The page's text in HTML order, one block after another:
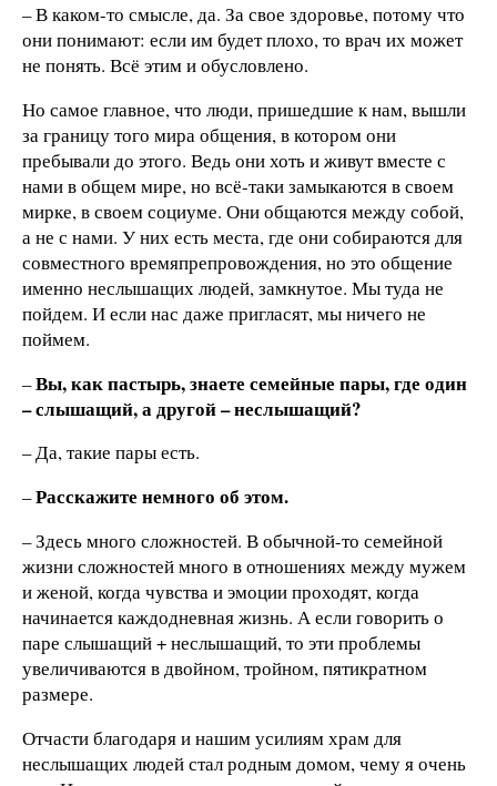
– В каком-то смысле, да. За свое здоровье, потому что
они понимают: если им будет плохо, то врач их может
не понять. Всё этим и обусловлено.
Но самое главное, что люди, пришедшие к нам, вышли
за границу того мира общения, в котором они
пребывали до этого. Ведь они хоть и живут вместе с
нами в общем мире, но всё-таки замыкаются в своем
мирке, в своем социуме. Они общаются между собой,
а не с нами. У них есть места, где они собираются для
совместного времяпрепровождения, но это общение
именно неслышащих людей, замкнутое. Мы туда не
пойдем. И если нас даже пригласят, мы ничего не
поймем.
–Вы, как пастырь, знаете семейные пары, где один
– слышащий, а другой – неслышащий?
– Да, такие пары есть.
–Расскажите немного об этом.
– Здесь много сложностей. В обычной-то семейной
жизни сложностей много в отношениях между мужем
и женой, когда чувства и эмоции проходят, когда
начинается каждодневная жизнь. А если говорить о
паре слышащий + неслышащий, то эти проблемы
увеличиваются в двойном, тройном, пятикратном
размере.
Отчасти благодаря и нашим усилиям храм для
неслышащих людей стал родным домом, чему я очень